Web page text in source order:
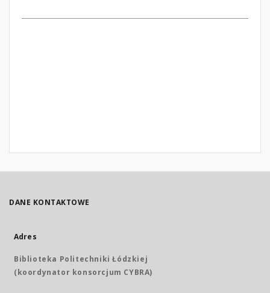
DANE KONTAKTOWE
Adres
Biblioteka Politechniki Łódzkiej
(koordynator konsorcjum CYBRA)